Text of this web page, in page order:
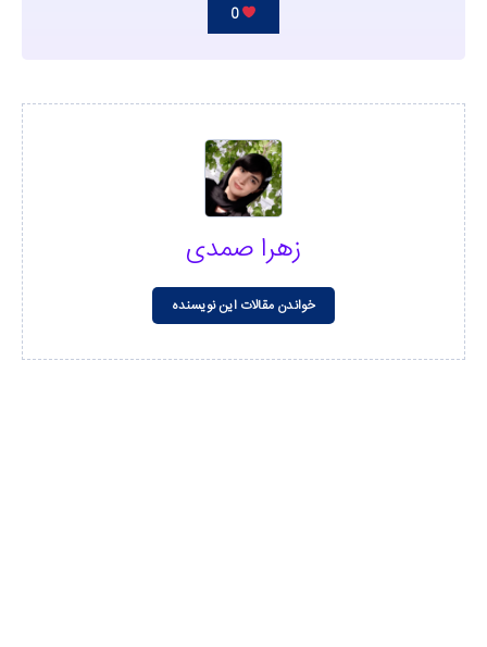
0
زهرا صمدی
خواندن مقالات این نویسنده